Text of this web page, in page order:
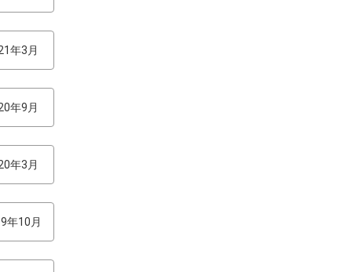
年3月
年9月
年3月
年10月